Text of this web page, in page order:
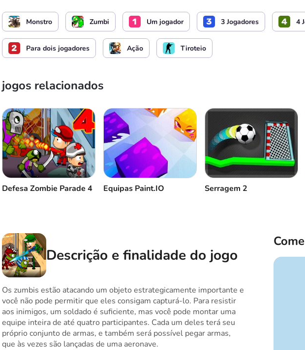
Jogador 1 Controle o soldado Usar habilidades
Subir para o segundo andar / Descer
Jogador 3 Controle o soldado Usar habilidades
Subir para o segundo andar / Descer Mudar de arma
Jogador 4 Controle o soldado Usar habilidades
Monstro Zumbi Um jogador 3 Jogadores 4
Para dois jogadores Ação Tiroteio
jogos relacionados
Defesa Zombie Parade 4 Equipas Paint.IO Serragem 2
Descrição e finalidade do jogo
Os zumbis estão atacando um objeto estrategicamente importante e
você não pode permitir que eles consigam capturá-lo. Para resistir
aos inimigos, um soldado é suficiente, mas você pode montar uma
equipe inteira de até quatro participantes. Cada um deles terá seu
próprio conjunto de armas, e também será possível pegar armas,
que às vezes são lançadas de uma aeronave.